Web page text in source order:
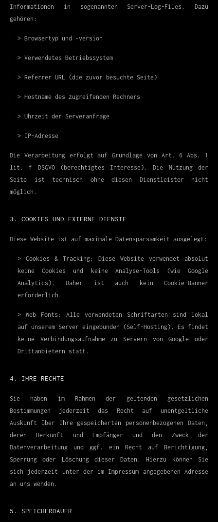
Informationen in sogenannten Server-Log-Files. Dazu
gehören:
> Browsertyp und -version
> Verwendetes Betriebssystem
> Referrer URL (die zuvor besuchte Seite)
> Hostname des zugreifenden Rechners
> Uhrzeit der Serveranfrage
> IP-Adresse
Die Verarbeitung erfolgt auf Grundlage von Art. 6 Abs. 1
lit. f DSGVO (berechtigtes Interesse). Die Nutzung der
Seite ist technisch ohne diesen Dienstleister nicht
möglich.
3. COOKIES UND EXTERNE DIENSTE
Diese Website ist auf maximale Datensparsamkeit ausgelegt:
> Cookies & Tracking:
Diese Website verwendet absolut
keine Cookies und keine Analyse-Tools (wie Google
Analytics). Daher ist auch kein Cookie-Banner
erforderlich.
> Web Fonts:
Alle verwendeten Schriftarten sind lokal
auf unserem Server eingebunden (Self-Hosting). Es findet
keine Verbindungsaufnahme zu Servern von Google oder
Drittanbietern statt.
4. IHRE RECHTE
Sie haben im Rahmen der geltenden gesetzlichen
Bestimmungen jederzeit das Recht auf unentgeltliche
Auskunft über Ihre gespeicherten personenbezogenen Daten,
deren Herkunft und Empfänger und den Zweck der
Datenverarbeitung und ggf. ein Recht auf Berichtigung,
Sperrung oder Löschung dieser Daten. Hierzu können Sie
sich jederzeit unter der im Impressum angegebenen Adresse
an uns wenden.
5. SPEICHERDAUER